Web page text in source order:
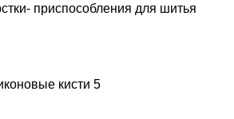
приспособления для шитья
кисти 5